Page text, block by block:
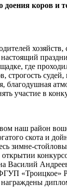
доения коров и
хозяйств,
где
строгость
благодушная
участие в
наш район
скота и
зимне-
Василий
«Троицкое»